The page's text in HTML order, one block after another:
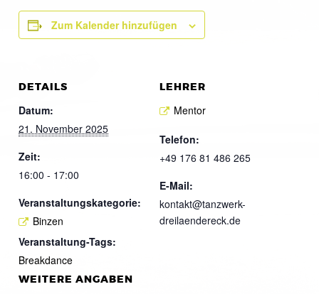
Zum Kalender hinzufügen
DETAILS
Datum:
21. November 2025
Zeit:
16:00 - 17:00
Veranstaltungskategorie:
Binzen
Veranstaltung-Tags:
Breakdance
LEHRER
Mentor
Telefon:
+49 176 81 486 265
E-Mail:
kontakt@tanzwerk-
dreilaendereck.de
WEITERE ANGABEN